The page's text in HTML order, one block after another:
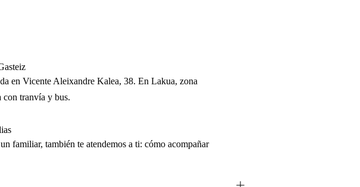
en Vicente Aleixandre Kalea, 38. En Lakua, zona
con tranvía y bus.
familiar, también te atendemos a ti: cómo acompañar